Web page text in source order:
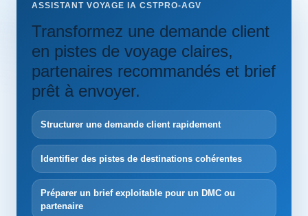
ASSISTANT VOYAGE IA CSTPRO-AGV
Transformez une demande client
en pistes de voyage claires,
partenaires recommandés et brief
prêt à envoyer.
Structurer une demande client rapidement
Identifier des pistes de destinations cohérentes
Préparer un brief exploitable pour un DMC ou
partenaire